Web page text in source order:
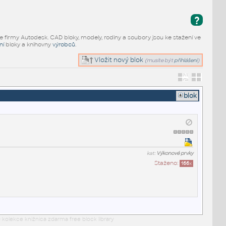
?
firmy Autodesk. CAD bloky, modely, rodiny a soubory jsou ke stažení ve
bloky a knihovny výrobců.
Vložit nový blok (musíte být přihlášeni)
blok
kat: Výkonové prvky
Staženo: 166x
knižnica zdarma free block library